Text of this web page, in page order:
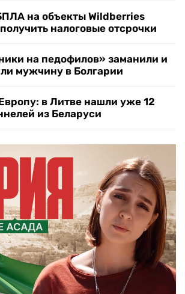
на объекты Wildberries
налоговые отсрочки
на педофилов» заманили и
мужчину в Болгарии
в Литве нашли уже 12
из Беларуси